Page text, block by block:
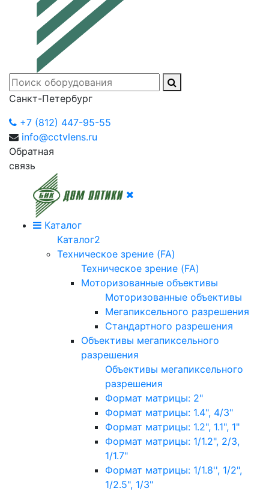
Санкт-Петербург
+7 (812) 447-95-55
info@cctvlens.ru
Обратная
связь
Каталог
Каталог2
Техническое зрение (FA)
Техническое зрение (FA)
Моторизованные объективы
Моторизованные объективы
Мегапиксельного разрешения
Стандартного разрешения
Объективы мегапиксельного
разрешения
Объективы мегапиксельного
разрешения
Формат матрицы: 2"
Формат матрицы: 1.4", 4/3"
Формат матрицы: 1.2", 1.1", 1"
Формат матрицы: 1/1.2", 2/3,
1/1.7"
Формат матрицы: 1/1.8'', 1/2",
1/2.5", 1/3"